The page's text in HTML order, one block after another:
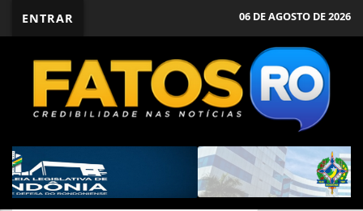
ENTRAR 06 DE AGOSTO DE 2026